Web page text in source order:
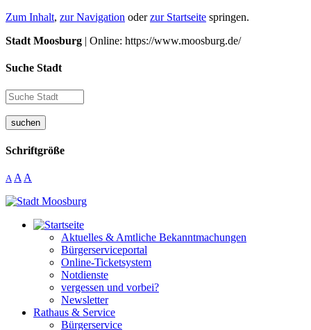
Zum Inhalt, zur Navigation oderzur Startseite springen.
Stadt Moosburg | Online: https://www.moosburg.de/
Suche Stadt
suchen
Schriftgröße
A A A
Aktuelles & Amtliche Bekanntmachungen
Bürgerserviceportal
Online-Ticketsystem
Notdienste
vergessen und vorbei?
Newsletter
Rathaus & Service
Bürgerservice